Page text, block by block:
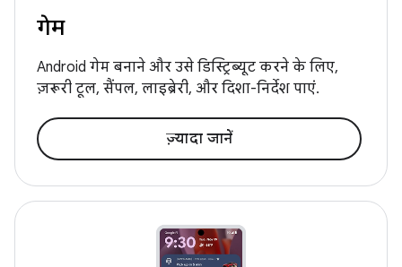
गेम
Android गेम बनाने और उसे डिस्ट्रिब्यूट करने के लिए,
ज़रूरी टूल, सैंपल, लाइब्रेरी, और दिशा-निर्देश पाएं.
ज़्यादा जानें